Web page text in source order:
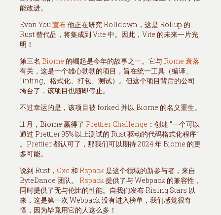
能改进。
Evan You 宣布他正在研究 Rolldown，这是 Rollup 的
Rust 替代品，将集成到 Vite 中。因此，Vite 的未来一片光
明！
第三名 Biome 的崛起是今年的故事之一。它与 Rome 衰落
有关，这是一个雄心勃勃的项目，旨在统一工具（编译、
linting、格式化、打包、测试）。但这个项目背后的公司
垮台了，该项目也随即停止。
不过幸运的是，该项目被 forked 并以 Biome 的名义重生。
11 月，Biome 赢得了 Prettier Challenge ：创建 “一个可以
通过 Prettier 95% 以上测试的 Rust 驱动的代码格式化程序”
。Prettier 都认可了，那我们可以期待 2024 年 Biome 的更
多可能。
说到 Rust， Oxc 和 Rspack 是这个领域的新参与者，来自
ByteDance 团队。 Rspack 提供了与 Webpack 的兼容性，
同时提供了无与伦比的性能。自我们发布 Rising Stars 以
来，这是第一次 Webpack 没有进入榜单，我们感觉很奇
怪，因为毕竟用它的人这么多！